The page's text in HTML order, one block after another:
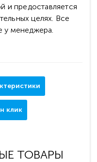
и предоставляется
целях. Все
у менеджера.
клик
ТОВАРЫ